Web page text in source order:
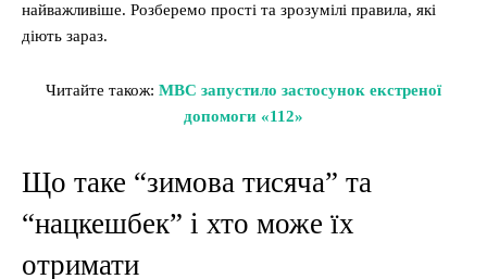
найважливіше. Розберемо прості та зрозумілі правила, які
діють зараз.
Читайте також: МВС запустило застосунок екстреної
допомоги «112»
Що таке “зимова тисяча” та
“нацкешбек” і хто може їх
отримати